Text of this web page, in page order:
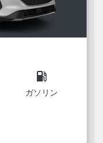
local_gas_station
ガソリン